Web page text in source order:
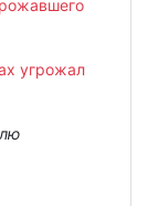
угрожал